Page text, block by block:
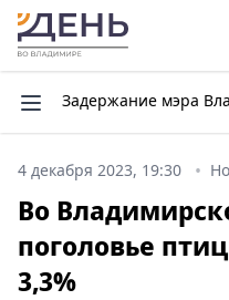
Задержание мэра
4 декабря 2023, 19:30
Во
поголовье
3,3%